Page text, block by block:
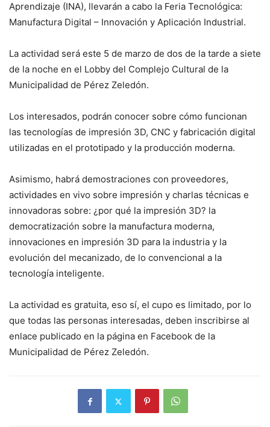
Aprendizaje (INA), llevarán a cabo la Feria Tecnológica:
Manufactura Digital – Innovación y Aplicación Industrial.
La actividad será este 5 de marzo de dos de la tarde a siete
de la noche en el Lobby del Complejo Cultural de la
Municipalidad de Pérez Zeledón.
Los interesados, podrán conocer sobre cómo funcionan
las tecnologías de impresión 3D, CNC y fabricación digital
utilizadas en el prototipado y la producción moderna.
Asimismo, habrá demostraciones con proveedores,
actividades en vivo sobre impresión y charlas técnicas e
innovadoras sobre: ¿por qué la impresión 3D? la
democratización sobre la manufactura moderna,
innovaciones en impresión 3D para la industria y la
evolución del mecanizado, de lo convencional a la
tecnología inteligente.
La actividad es gratuita, eso sí, el cupo es limitado, por lo
que todas las personas interesadas, deben inscribirse al
enlace publicado en la página en Facebook de la
Municipalidad de Pérez Zeledón.